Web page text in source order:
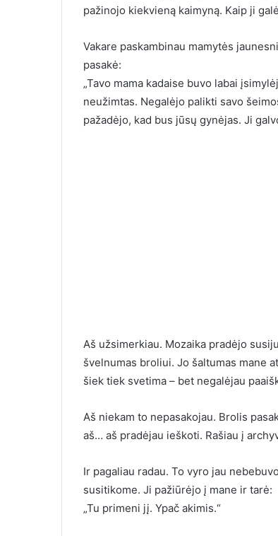
pažinojo kiekvieną kaimyną. Kaip ji
Vakare paskambinau mamytės
pasakė:
„Tavo mama kadaise buvo labai
neužimtas. Negalėjo palikti savo
pažadėjo, kad bus jūsų gynėjas. Ji
Aš užsimerkiau. Mozaika pradėjo
švelnumas broliui. Jo šaltumas mane
šiek tiek svetima – bet negalėjau
Aš niekam to nepasakojau. Brolis
aš… aš pradėjau ieškoti. Rašiau į
Ir pagaliau radau. To vyro jau
susitikome. Ji pažiūrėjo į mane ir tarė:
„Tu primeni jį. Ypač akimis.“